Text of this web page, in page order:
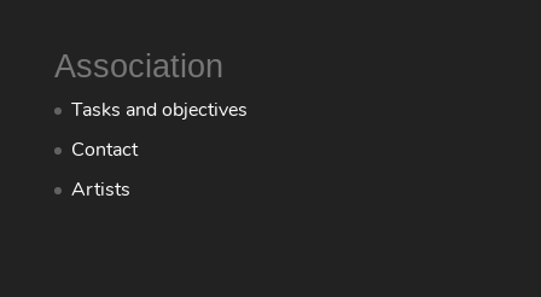
Association
Tasks and objectives
Contact
Artists